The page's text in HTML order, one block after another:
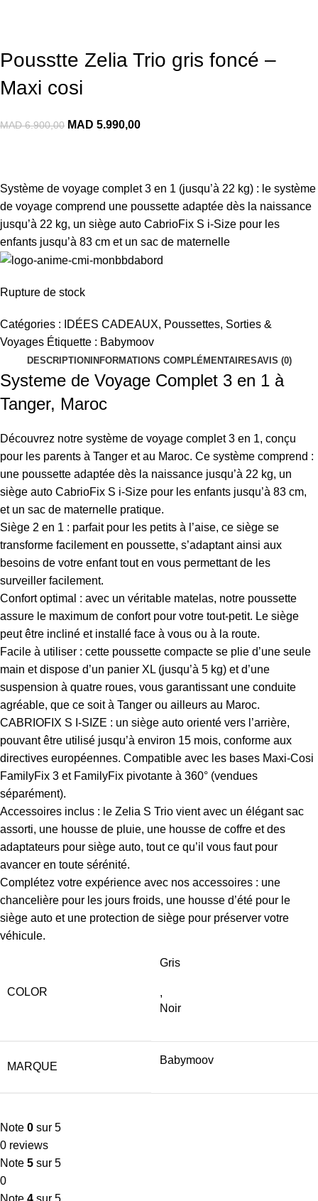
Pousstte Zelia Trio gris foncé –
Maxi cosi
MAD6.900,00 MAD 5.990,00
Système de voyage complet 3 en 1 (jusqu’à 22 kg) : le système
de voyage comprend une poussette adaptée dès la naissance
jusqu’à 22 kg, un siège auto CabrioFix S i-Size pour les
enfants jusqu’à 83 cm et un sac de maternelle
Rupture de stock
Catégories : IDÉES CADEAUX, Poussettes, Sorties &
Voyages Étiquette : Babymoov
DESCRIPTION INFORMATIONS COMPLÉMENTAIRESAVIS (0)
Systeme de Voyage Complet 3 en 1 à
Tanger, Maroc
Découvrez notre système de voyage complet 3 en 1, conçu
pour les parents à Tanger et au Maroc. Ce système comprend :
une poussette adaptée dès la naissance jusqu’à 22 kg, un
siège auto CabrioFix S i-Size pour les enfants jusqu’à 83 cm,
et un sac de maternelle pratique.
Siège 2 en 1 : parfait pour les petits à l’aise, ce siège se
transforme facilement en poussette, s’adaptant ainsi aux
besoins de votre enfant tout en vous permettant de les
surveiller facilement.
Confort optimal : avec un véritable matelas, notre poussette
assure le maximum de confort pour votre tout-petit. Le siège
peut être incliné et installé face à vous ou à la route.
Facile à utiliser : cette poussette compacte se plie d’une seule
main et dispose d’un panier XL (jusqu’à 5 kg) et d’une
suspension à quatre roues, vous garantissant une conduite
agréable, que ce soit à Tanger ou ailleurs au Maroc.
CABRIOFIX S I-SIZE : un siège auto orienté vers l’arrière,
pouvant être utilisé jusqu’à environ 15 mois, conforme aux
directives européennes. Compatible avec les bases Maxi-Cosi
FamilyFix 3 et FamilyFix pivotante à 360° (vendues
séparément).
Accessoires inclus : le Zelia S Trio vient avec un élégant sac
assorti, une housse de pluie, une housse de coffre et des
adaptateurs pour siège auto, tout ce qu’il vous faut pour
avancer en toute sérénité.
Complétez votre expérience avec nos accessoires : une
chancelière pour les jours froids, une housse d’été pour le
siège auto et une protection de siège pour préserver votre
véhicule.
COLOR
Gris
,
Noir
MARQUE
Babymoov
Note 0 sur 5
0 reviews
Note 5 sur 5
0
Note 4 sur 5